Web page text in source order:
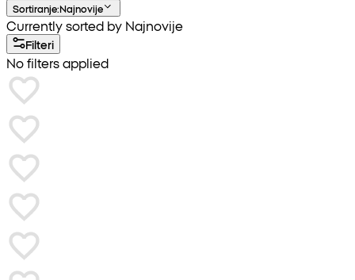
Sortiranje:Najnovije
Currently sorted by Najnovije
Filteri
No filters applied